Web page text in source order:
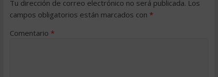
Tu dirección de correo electrónico no será publicada. Los
campos obligatorios están marcados con *
Comentario *